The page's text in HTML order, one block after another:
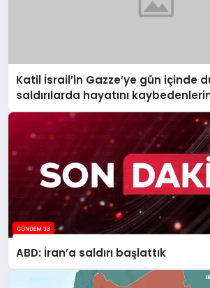
Katil İsrail’in Gazze’ye gün içinde
saldırılarda hayatını kaybedenlerin
yükseldi
ABD: İran’a saldırı başlattık